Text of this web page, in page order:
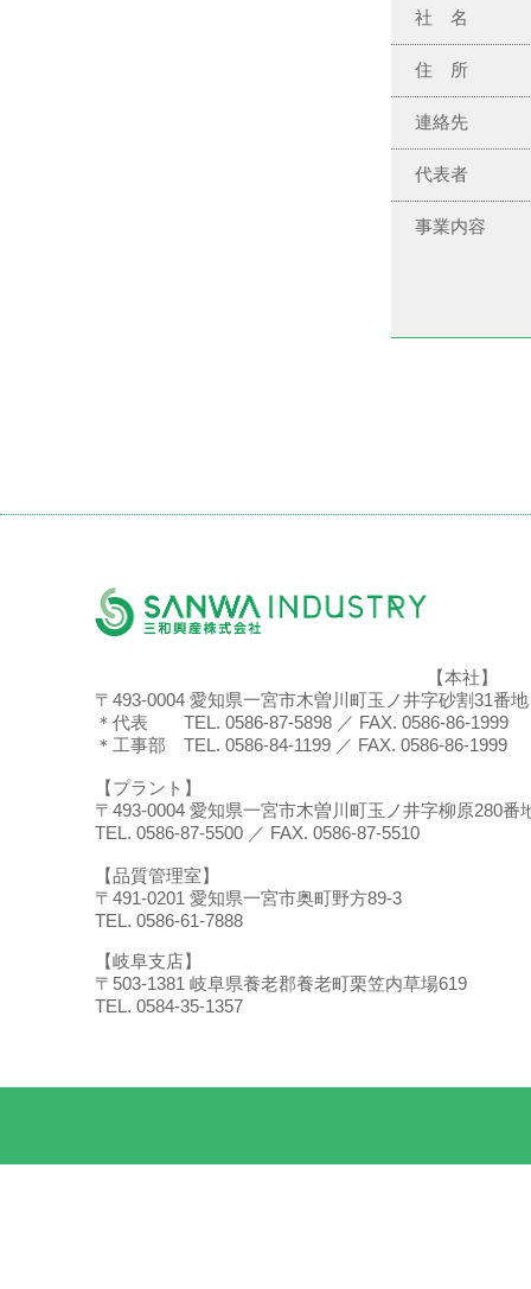
社 名
住 所
連絡先
代表者
事業内容
【本社】
〒493-0004 愛知県一宮市木曽川町玉ノ井字砂割31番地
＊代表 TEL. 0586-87-5898 ／ FAX. 0586-86-1999
＊工事部 TEL. 0586-84-1199 ／ FAX. 0586-86-1999
【プラント】
〒493-0004 愛知県一宮市木曽川町玉ノ井字柳原280番
TEL. 0586-87-5500 ／ FAX. 0586-87-5510
【品質管理室】
〒491-0201 愛知県一宮市奥町野方89-3
TEL. 0586-61-7888
【岐阜支店】
〒503-1381 岐阜県養老郡養老町栗笠内草場619
TEL. 0584-35-1357